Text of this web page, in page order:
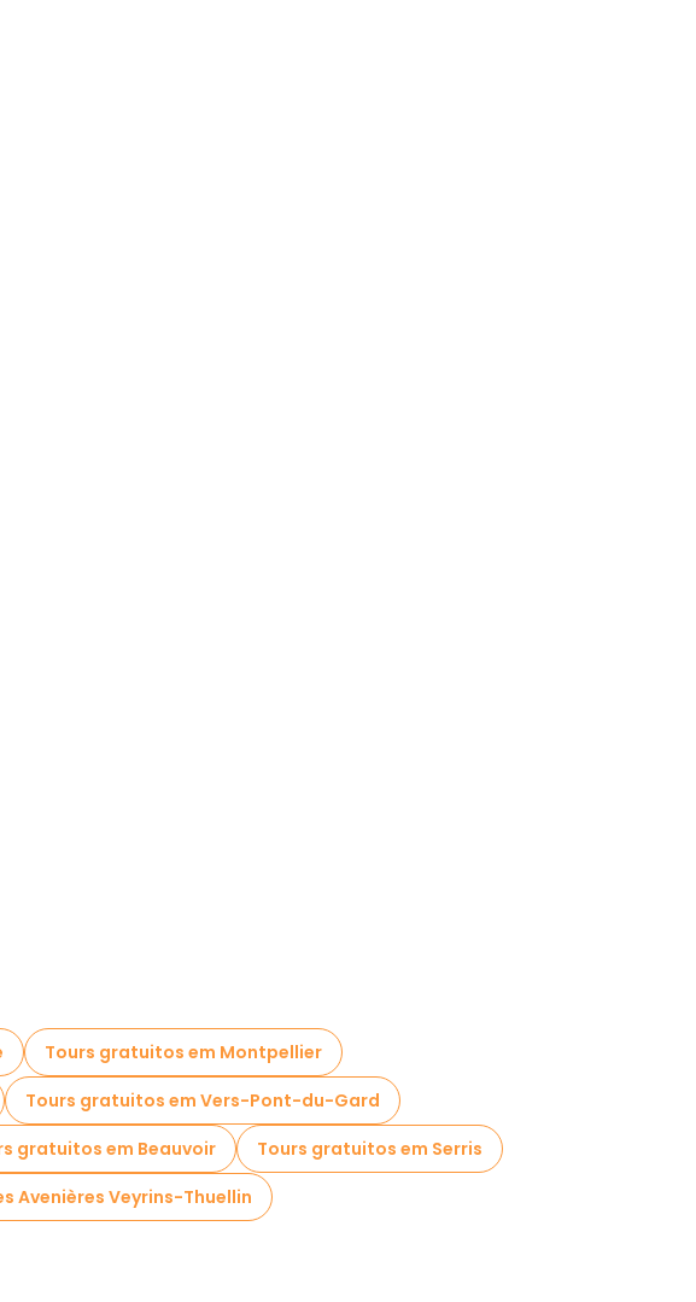
Tours gratuitos em Montpellier
Tours gratuitos em Vers-Pont-du-Gard
gratuitos em Beauvoir
Tours gratuitos em Serris
Avenières Veyrins-Thuellin